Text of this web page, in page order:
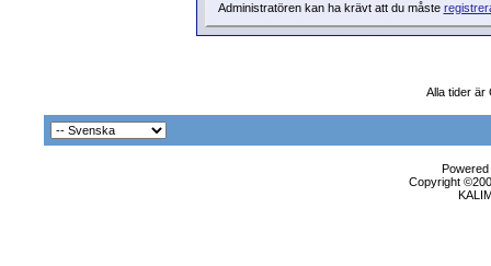
Administratören kan ha krävt att du måste
Alla tider är
Copyright